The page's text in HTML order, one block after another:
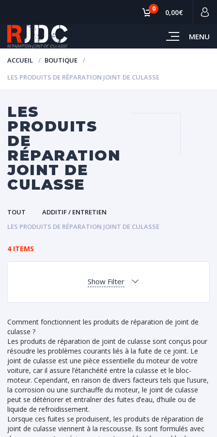
MENU
0 0,00€
ACCUEIL
BOUTIQUE
LES PRODUITS DE RÉPARATION JOINT DE CULASSE
LES
PRODUITS
DE
RÉPARATION
JOINT DE
CULASSE
TOUT
ADDITIF / ENTRETIEN
LES PRODUITS DE RÉPARATION JOINT DE CULASSE
4 ITEMS
Show Filter
Comment fonctionnent les produits de réparation de joint de
culasse ?
Les produits de réparation de joint de culasse sont conçus pour
résoudre les problèmes courants liés à la fuite de ce joint. Le
joint de culasse est une pièce essentielle du moteur de votre
voiture, car il assure l’étanchéité entre la culasse et le bloc-
moteur. Cependant, en raison de divers facteurs tels que l’usure,
la corrosion ou une surchauffe du moteur, le joint de culasse
peut se détériorer et entraîner des fuites d’eau, d’huile ou de
liquide de refroidissement.
Lorsque ces fuites se produisent, les produits de réparation de
joint de culasse viennent à la rescousse. Ils sont formulés avec